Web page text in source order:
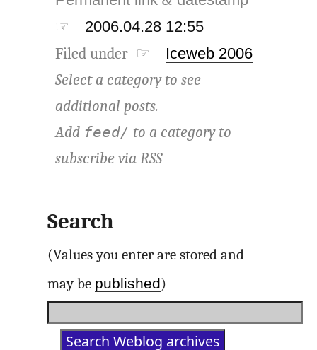
☞
2006.04.28 12:55
Filed under ☞ Iceweb 2006
Select a category to see
additional posts.
Add feed/ to a category to
subscribe viaRSS
Search
(Values you enter are stored and
may be published)